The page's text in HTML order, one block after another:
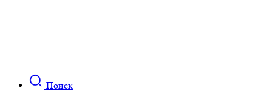
Поиск